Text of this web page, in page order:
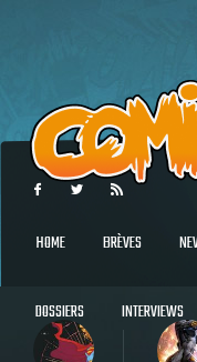
HOME BRÈVES
DOSSIERS INTERVIEWS